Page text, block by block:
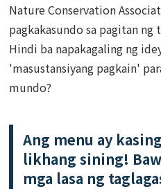
Nature Conservation
pagkakasundo sa pagitan ng
Hindi ba napakagaling ng
'masustansiyang pagkain'
mundo?
Ang menu ay
likhang sining!
mga lasa ng